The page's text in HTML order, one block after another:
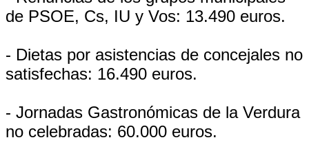
de PSOE, Cs, IU y Vos: 13.490 euros.
- Dietas por asistencias de concejales no
satisfechas: 16.490 euros.
- Jornadas Gastronómicas de la Verdura
no celebradas: 60.000 euros.